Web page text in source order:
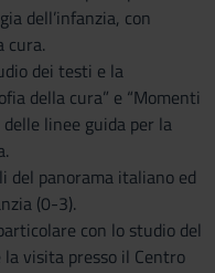
dell’infanzia, con
cura.
dei testi e la
della cura” e “Momenti
linee guida per la
del panorama italiano ed
(0-3).
con lo studio del
visita presso il Centro